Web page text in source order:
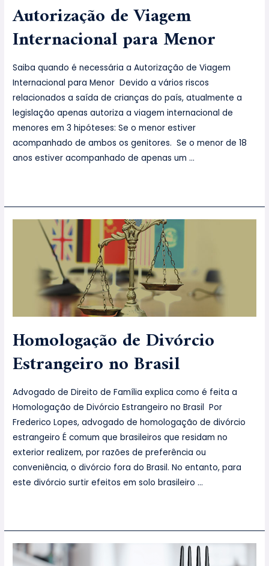
Autorização de Viagem
Internacional para Menor
Saiba quando é necessária a Autorização de Viagem
Internacional para Menor Devido a vários riscos
relacionados a saída de crianças do país, atualmente a
legislação apenas autoriza a viagem internacional de
menores em 3 hipóteses: Se o menor estiver
acompanhado de ambos os genitores. Se o menor de 18
anos estiver acompanhado de apenas um …
Homologação de Divórcio
Estrangeiro no Brasil
Advogado de Direito de Família explica como é feita a
Homologação de Divórcio Estrangeiro no Brasil Por
Frederico Lopes, advogado de homologação de divórcio
estrangeiro É comum que brasileiros que residam no
exterior realizem, por razões de preferência ou
conveniência, o divórcio fora do Brasil. No entanto, para
este divórcio surtir efeitos em solo brasileiro …